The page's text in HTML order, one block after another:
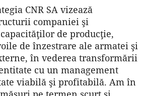
CNR SA vizează
companiei şi
de producţie,
de înzestrare ale armatei şi
în vederea transformării
cu un management
viabilă şi profitabilă. Am în